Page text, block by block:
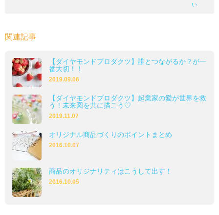
い
関連記事
【ダイヤモンドプロダクツ】誰とつながるか？が一
番大切！！
2019.09.06
【ダイヤモンドプロダクツ】起業家の愛が世界を救
う！未来図を共に描こう♡
2019.11.07
オリジナル商品づくりのポイントまとめ
2016.10.07
商品のオリジナリティはこうして出す！
2016.10.05